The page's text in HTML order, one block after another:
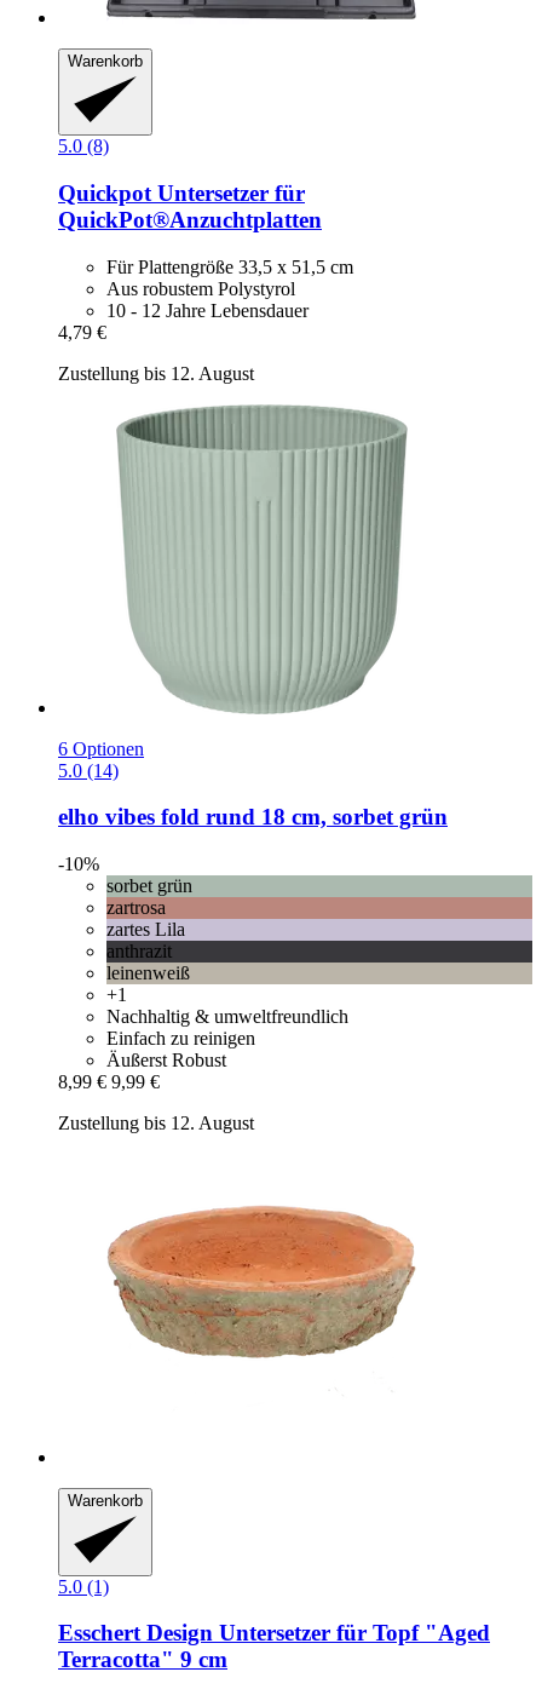
Warenkorb
5.0 (8)
Quickpot Untersetzer für
QuickPot®Anzuchtplatten
Für Plattengröße 33,5 x 51,5 cm
Aus robustem Polystyrol
10 - 12 Jahre Lebensdauer
4,79 €
Zustellung bis 12. August
6 Optionen
5.0 (14)
elho vibes fold rund 18 cm, sorbet grün
-10%
sorbet grün
zartrosa
zartes Lila
anthrazit
leinenweiß
+1
Nachhaltig & umweltfreundlich
Einfach zu reinigen
Äußerst Robust
8,99 € 9,99 €
Zustellung bis 12. August
Warenkorb
5.0 (1)
Esschert Design Untersetzer für Topf "Aged
Terracotta" 9 cm